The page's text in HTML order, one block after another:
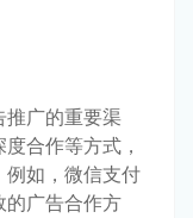
推广的重要渠
合作等方式，
例如，微信支付
的广告合作方